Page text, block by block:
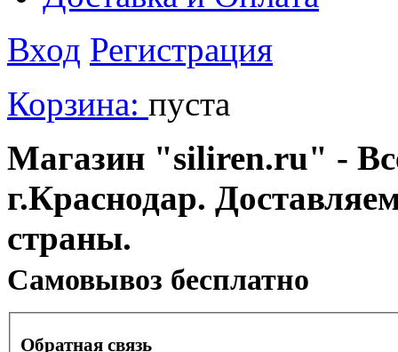
Вход Регистрация
Корзина: пуста
Магазин "siliren.ru" -
г.Краснодар.
страны.
Cамовывоз бесплатно
Обратная связь